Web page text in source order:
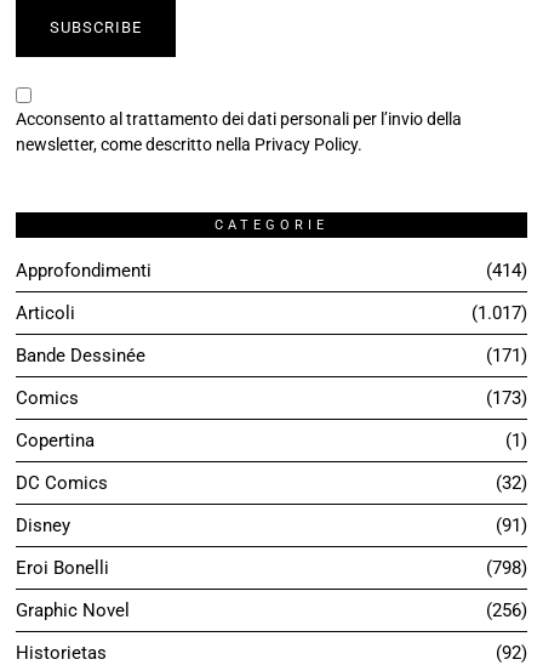
Acconsento al trattamento dei dati personali per l’invio della
newsletter, come descritto nella Privacy Policy.
CATEGORIE
Approfondimenti
414
Articoli
1.017
Bande Dessinée
171
Comics
173
Copertina
1
DC Comics
32
Disney
91
Eroi Bonelli
798
Graphic Novel
256
Historietas
92